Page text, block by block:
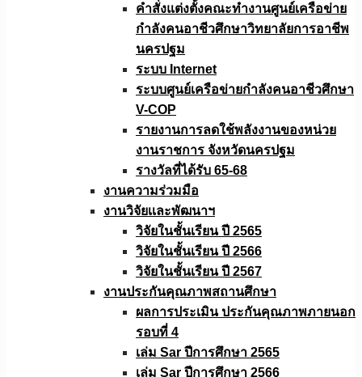
คำสั่งแต่งตั้งคณะทำงานศูนย์เครือข่าย
กำลังคนอาชีวศึกษาวิทยาลัยการอาชีพ
นครปฐม
ระบบ Internet
ระบบศูนย์เครือข่ายกำลังคนอาชีวศึกษา
V-COP
รายงานการลดใช้พลังงานของหน่วย
งานราชการ จังหวัดนครปฐม
รางวัลที่ได้รับ 65-68
งานความร่วมมือ
งานวิจัยเเละพัฒนาฯ
วิจัยในชั้นเรียน ปี 2565
วิจัยในชั้นเรียน ปี 2566
วิจัยในชั้นเรียน ปี 2567
งานประกันคุณภาพสถานศึกษา
ผลการประเมิน ประกันคุณภาพภายนอก
รอบที่ 4
เล่ม Sar ปีการศึกษา 2565
เล่ม Sar ปีการศึกษา 2566